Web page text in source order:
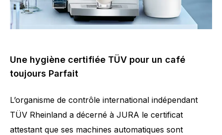
Une hygiène certifiée TÜV pour un café
toujours Parfait
L’organisme de contrôle international indépendant
TÜV Rheinland a décerné à JURA le certificat
attestant que ses machines automatiques sont